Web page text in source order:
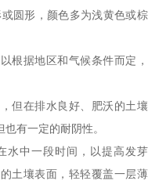
圆形，颜色多为浅黄色或棕
根据地区和气候条件而定，
但在排水良好、肥沃的土壤
有一定的耐阴性。
水中一段时间，以提高发芽
土壤表面，轻轻覆盖一层薄